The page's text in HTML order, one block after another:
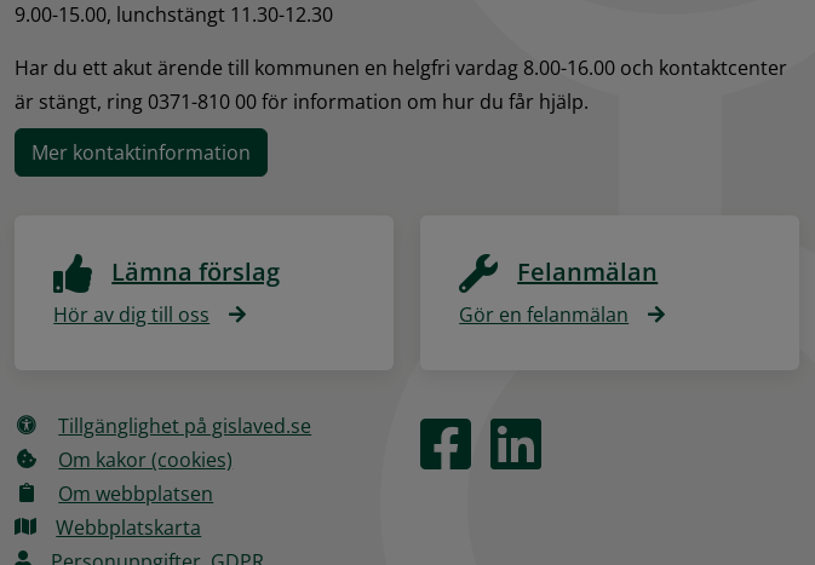
9.00-15.00, lunchstängt 11.30-12.30
Har du ett akut ärende till kommunen en helgfri vardag 8.00-16.00 och kontaktcenter
är stängt, ring 0371-810 00 för information om hur du får hjälp.
Mer kontaktinformation
Lämna förslag
Hör av dig till oss
Felanmälan
Gör en felanmälan
Tillgänglighet på gislaved.se
Om kakor (cookies)
Om webbplatsen
Webbplatskarta